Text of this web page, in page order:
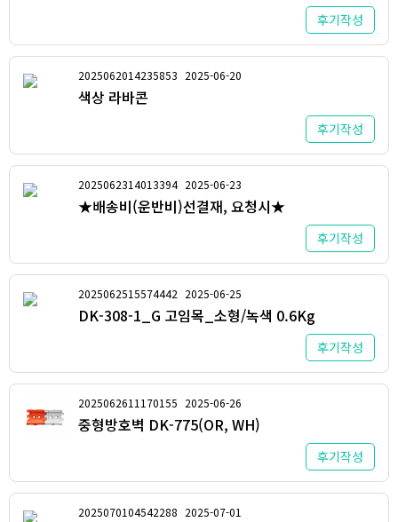
후기작성
2025062014235853 2025-06-20
색상 라바콘
후기작성
2025062314013394 2025-06-23
★배송비(운반비)선결재, 요청시★
후기작성
2025062515574442 2025-06-25
DK-308-1_G 고임목_소형/녹색 0.6Kg
후기작성
2025062611170155 2025-06-26
중형방호벽 DK-775(OR, WH)
후기작성
2025070104542288 2025-07-01